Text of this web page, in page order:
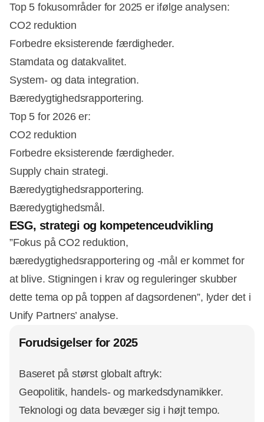
Top 5 fokusområder for 2025 er ifølge analysen:
CO2 reduktion
Forbedre eksisterende færdigheder.
Stamdata og datakvalitet.
System- og data integration.
Bæredygtighedsrapportering.
Top 5 for 2026 er:
CO2 reduktion
Forbedre eksisterende færdigheder.
Supply chain strategi.
Bæredygtighedsrapportering.
Bæredygtighedsmål.
ESG, strategi og kompetenceudvikling
”Fokus på CO2 reduktion,
bæredygtighedsrapportering og -mål er kommet for
at blive. Stigningen i krav og reguleringer skubber
dette tema op på toppen af dagsordenen”, lyder det i
Unify Partners’ analyse.
Forudsigelser for 2025
Baseret på størst globalt aftryk:
Geopolitik, handels- og markedsdynamikker.
Teknologi og data bevæger sig i højt tempo.